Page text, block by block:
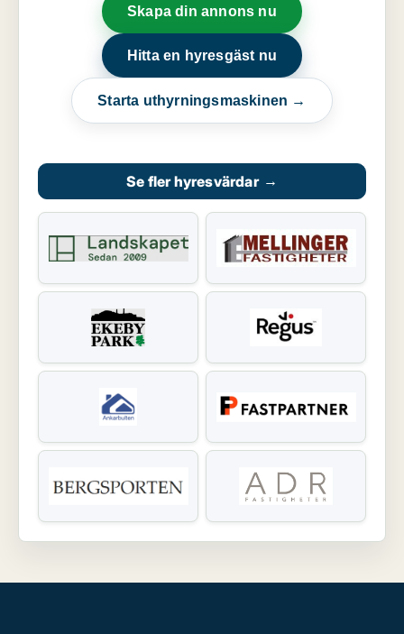
Skapa din annons nu
Hitta en hyresgäst nu
Starta uthyrningsmaskinen →
Se fler hyresvärdar →